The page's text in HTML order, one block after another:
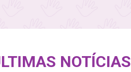
NOTÍCIAS